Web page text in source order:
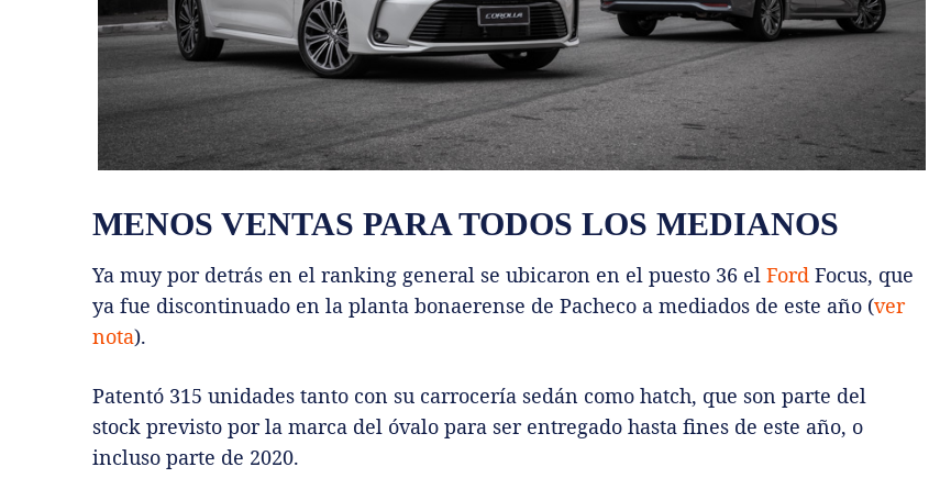
MENOS VENTAS PARA TODOS LOS MEDIANOS
Ya muy por detrás en el ranking general se ubicaron en el puesto 36 el Ford Focus, que
ya fue discontinuado en la planta bonaerense de Pacheco a mediados de este año (ver
nota).
Patentó 315 unidades tanto con su carrocería sedán como hatch, que son parte del
stock previsto por la marca del óvalo para ser entregado hasta fines de este año, o
incluso parte de 2020.